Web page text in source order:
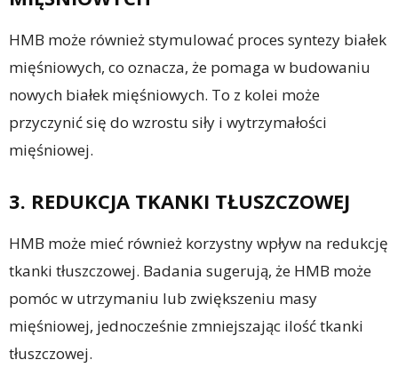
HMB może również stymulować proces syntezy białek
mięśniowych, co oznacza, że pomaga w budowaniu
nowych białek mięśniowych. To z kolei może
przyczynić się do wzrostu siły i wytrzymałości
mięśniowej.
3. REDUKCJA TKANKI TŁUSZCZOWEJ
HMB może mieć również korzystny wpływ na redukcję
tkanki tłuszczowej. Badania sugerują, że HMB może
pomóc w utrzymaniu lub zwiększeniu masy
mięśniowej, jednocześnie zmniejszając ilość tkanki
tłuszczowej.